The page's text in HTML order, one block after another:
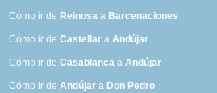
Cómo ir de Reinosa a Barcenaciones
Cómo ir deCastellar aAndújar
Cómo ir deCasablanca aAndújar
Cómo ir deAndújar a Don Pedro